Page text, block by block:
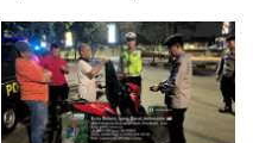
Tanggung Jawab